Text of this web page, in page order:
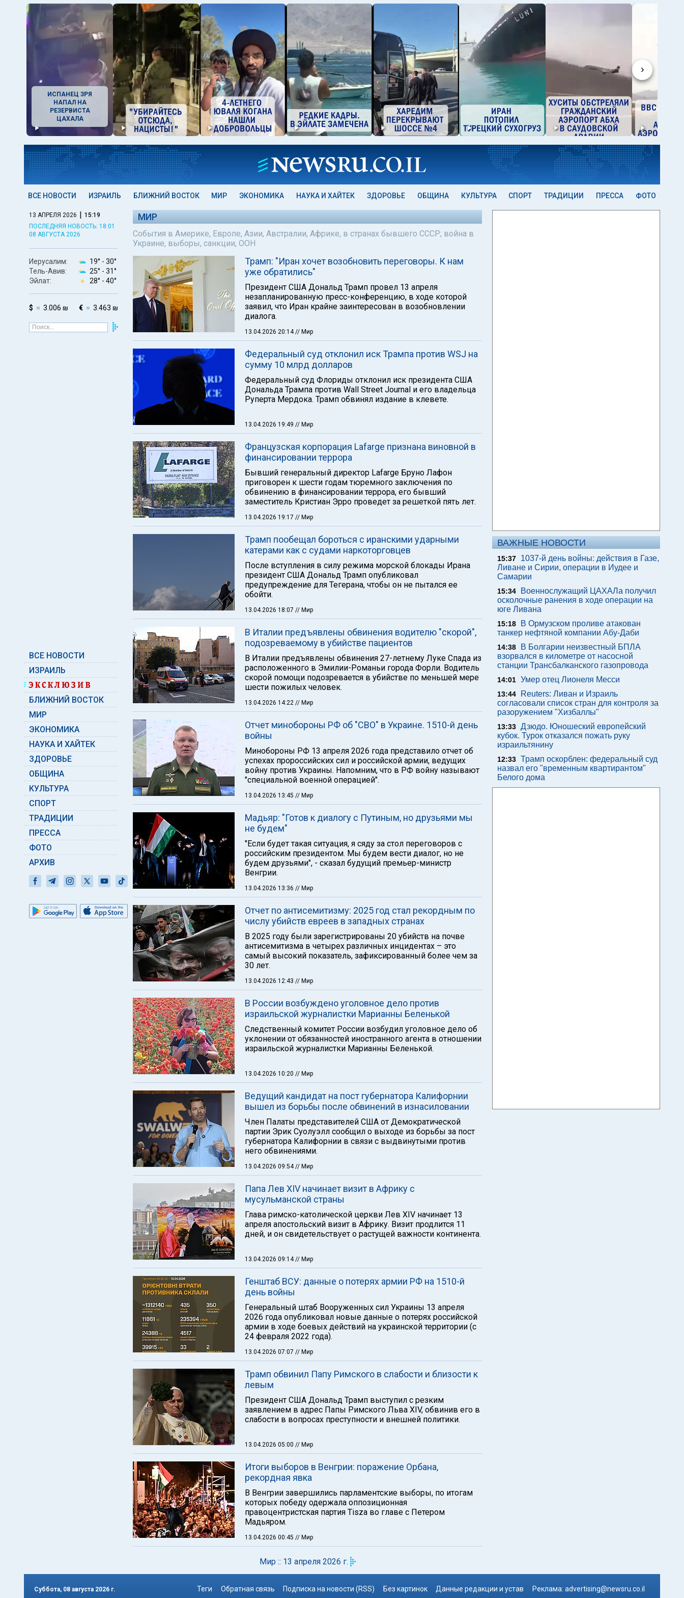
›
ИСПАНЕЦ ЗРЯ
НАПАЛ НА
РЕЗЕРВИСТА
ЦАХАЛА
ВСЕ НОВОСТИ ИЗРАИЛЬ БЛИЖНИЙ ВОСТОК МИР ЭКОНОМИКА НАУКА И ХАЙТЕК ЗДОРОВЬЕ ОБЩИНА КУЛЬТУРА СПОРТ ТРАДИЦИИ ПРЕССА ФОТО
13 АПРЕЛЯ 2026 | 15:19
ПОСЛЕДНЯЯ НОВОСТЬ: 18:01
08 АВГУСТА 2026
Иерусалим: 19° - 30°
Тель-Авив:
25° - 31°
Эйлат:
28° - 40°
$ 3.006 ₪ € 3.463 ₪
ВСЕ НОВОСТИ
ИЗРАИЛЬ
БЛИЖНИЙ ВОСТОК
МИР
ЭКОНОМИКА
НАУКА И ХАЙТЕК
ЗДОРОВЬЕ
ОБЩИНА
КУЛЬТУРА
СПОРТ
ТРАДИЦИИ
ПРЕССА
ФОТО
АРХИВ
МИР
События в Америке, Европе, Азии, Австралии, Африке, в странах бывшего СССР; война в
Украине, выборы, санкции, ООН
Трамп: "Иран хочет возобновить переговоры. К нам
уже обратились"
Президент США Дональд Трамп провел 13 апреля
незапланированную пресс-конференцию, в ходе которой
заявил, что Иран крайне заинтересован в возобновлении
диалога.
13.04.2026 20:14// Мир
Федеральный суд отклонил иск Трампа против WSJ на
сумму 10 млрд долларов
Федеральный суд Флориды отклонил иск президента США
Дональда Трампа против Wall Street Journal и его владельца
Руперта Мердока. Трамп обвинял издание в клевете.
13.04.2026 19:49 // Мир
Французская корпорация Lafarge признана виновной в
финансировании террора
Бывший генеральный директор Lafarge Бруно Лафон
приговорен к шести годам тюремного заключения по
обвинению в финансировании террора, его бывший
заместитель Кристиан Эрро проведет за решеткой пять лет.
13.04.2026 19:17 // Мир
Трамп пообещал бороться с иранскими ударными
катерами как с судами наркоторговцев
После вступления в силу режима морской блокады Ирана
президент США Дональд Трамп опубликовал
предупреждение для Тегерана, чтобы он не пытался ее
обойти.
13.04.2026 18:07 // Мир
В Италии предъявлены обвинения водителю "скорой",
подозреваемому в убийстве пациентов
В Италии предъявлены обвинения 27-летнему Луке Спада из
расположенного в Эмилии-Романьи города Форли. Водитель
скорой помощи подозревается в убийстве по меньшей мере
шести пожилых человек.
13.04.2026 14:22 // Мир
Отчет минобороны РФ об "СВО" в Украине. 1510-й день
войны
Минобороны РФ 13 апреля 2026 года представило отчет об
успехах пророссийских сил и российской армии, ведущих
войну против Украины. Напомним, что в РФ войну называют
"специальной военной операцией".
13.04.2026 13:45 // Мир
Мадьяр: "Готов к диалогу с Путиным, но друзьями мы
не будем"
"Если будет такая ситуация, я сяду за стол переговоров с
российским президентом. Мы будем вести диалог, но не
будем друзьями", - сказал будущий премьер-министр
Венгрии.
13.04.2026 13:36 // Мир
Отчет по антисемитизму: 2025 год стал рекордным по
числу убийств евреев в западных странах
В 2025 году были зарегистрированы 20 убийств на почве
антисемитизма в четырех различных инцидентах – это
самый высокий показатель, зафиксированный более чем за
30 лет.
13.04.2026 12:43 // Мир
В России возбуждено уголовное дело против
израильской журналистки Марианны Беленькой
Следственный комитет России возбудил уголовное дело об
уклонении от обязанностей иностранного агента в отношении
израильской журналистки Марианны Беленькой.
13.04.2026 10:20 // Мир
Ведущий кандидат на пост губернатора Калифорнии
вышел из борьбы после обвинений в изнасиловании
Член Палаты представителей США от Демократической
партии Эрик Суолуэлл сообщил о выходе из борьбы за пост
губернатора Калифорнии в связи с выдвинутыми против
него обвинениями.
13.04.2026 09:54// Мир
Папа Лев XIV начинает визит в Африку с
мусульманской страны
Глава римско-католической церкви Лев XIV начинает 13
апреля апостольский визит в Африку. Визит продлится 11
дней, и он свидетельствует о растущей важности континента.
13.04.2026 09:14// Мир
Генштаб ВСУ: данные о потерях армии РФ на 1510-й
день войны
Генеральный штаб Вооруженных сил Украины 13 апреля
2026 года опубликовал новые данные о потерях российской
армии в ходе боевых действий на украинской территории (с
24 февраля 2022 года).
13.04.2026 07:07 // Мир
Трамп обвинил Папу Римского в слабости и близости к
левым
Президент США Дональд Трамп выступил с резким
заявлением в адрес Папы Римского Льва XIV, обвинив его в
слабости в вопросах преступности и внешней политики.
13.04.2026 05:00 // Мир
Итоги выборов в Венгрии: поражение Орбана,
рекордная явка
В Венгрии завершились парламентские выборы, по итогам
которых победу одержала оппозиционная
правоцентристская партия Tisza во главе с Петером
Мадьяром.
13.04.2026 00:45 // Мир
Мир :: 13 апреля 2026 г.
ВАЖНЫЕ НОВОСТИ
15:37
1037-й день войны: действия в Газе,
Ливане и Сирии, операции в Иудее и
Самарии
15:34
Военнослужащий ЦАХАЛа получил
осколочные ранения в ходе операции на
юге Ливана
15:18
В Ормузском проливе атакован
танкер нефтяной компании Абу-Даби
14:38
В Болгарии неизвестный БПЛА
взорвался в километре от насосной
станции Трансбалканского газопровода
14:01 Умер отец Лионеля Месси
13:44
Reuters: Ливан и Израиль
согласовали список стран для контроля за
разоружением "Хизбаллы"
13:33 Дзюдо. Юношеский европейский
кубок. Турок отказался пожать руку
израильтянину
12:33 Трамп оскорблен: федеральный суд
назвал его "временным квартирантом"
Белого дома
Суббота, 08 августа 2026 г. Теги Обратная связь Подписка на новости (RSS) Без картинок Данные редакции и устав Реклама: advertising@newsru.co.il